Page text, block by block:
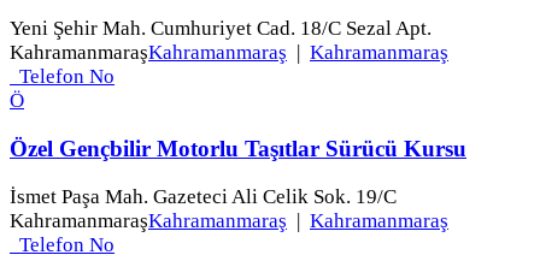
Yeni Şehir Mah. Cumhuriyet Cad. 18/C Sezal Apt.
KahramanmaraşKahramanmaraş
Kahramanmaraş
Telefon No
Ö
Özel Gençbilir Motorlu Taşıtlar Sürücü Kursu
İsmet Paşa Mah. Gazeteci Ali Celik Sok. 19/C
KahramanmaraşKahramanmaraş | Kahramanmaraş
Telefon No